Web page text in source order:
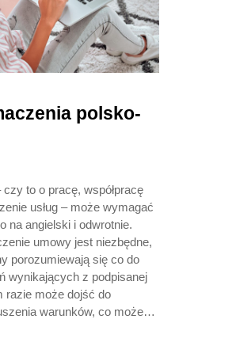
polsko-
to o pracę, współpracę
usług – może wymagać
na angielski i odwrotnie.
umowy jest niezbędne,
porozumiewają się co do
wynikających z podpisanej
razie może dojść do
warunków, co może…